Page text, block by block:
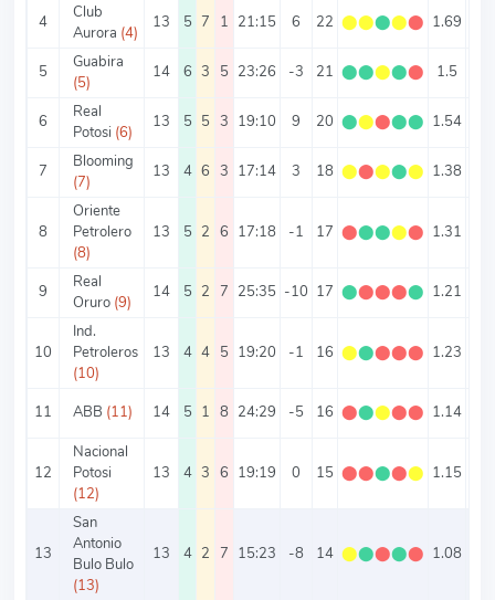
4
Club
Aurora (4)
13 5 7 1 21:15 6 22 ⬤⬤⬤⬤⬤ 1.69
5
Guabira
(5)
14 6 3 5 23:26 -3 21 ⬤⬤⬤⬤⬤ 1.5
6
Real
Potosi (6)
13 5 5 3 19:10 9 20 ⬤⬤⬤⬤⬤ 1.54
7
Blooming
(7)
13 4 6 3 17:14 3 18 ⬤⬤⬤⬤⬤ 1.38
8
Oriente
Petrolero
(8)
13 5 2 6 17:18 -1 17 ⬤⬤⬤⬤⬤ 1.31
9
Real
Oruro (9)
14 5 2 7 25:35 -10 17 ⬤⬤⬤⬤⬤ 1.21
10
Ind.
Petroleros
(10)
13 4 4 5 19:20 -1 16 ⬤⬤⬤⬤⬤ 1.23
11 ABB (11) 14 5 1 8 24:29 -5 16 ⬤⬤⬤⬤⬤ 1.14
12
Nacional
Potosi
(12)
13 4 3 6 19:19 0 15 ⬤⬤⬤⬤⬤ 1.15
13
San
Antonio
Bulo Bulo
(13)
13 4 2 7 15:23 -8 14 ⬤⬤⬤⬤⬤ 1.08